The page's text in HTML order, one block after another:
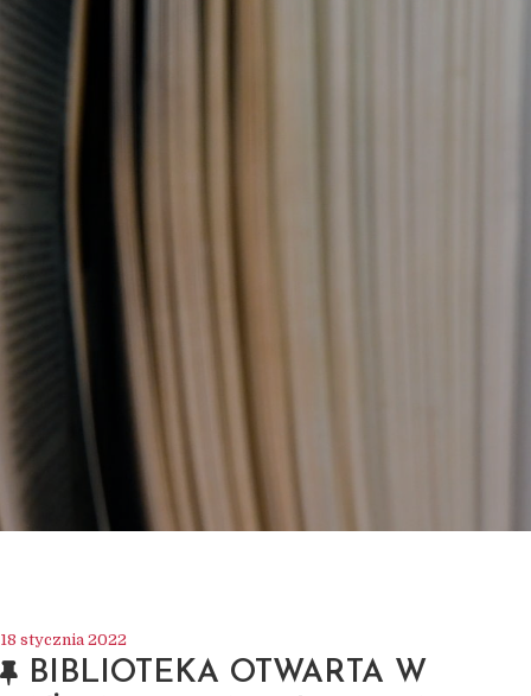
18 stycznia 2022
BIBLIOTEKA OTWARTA W